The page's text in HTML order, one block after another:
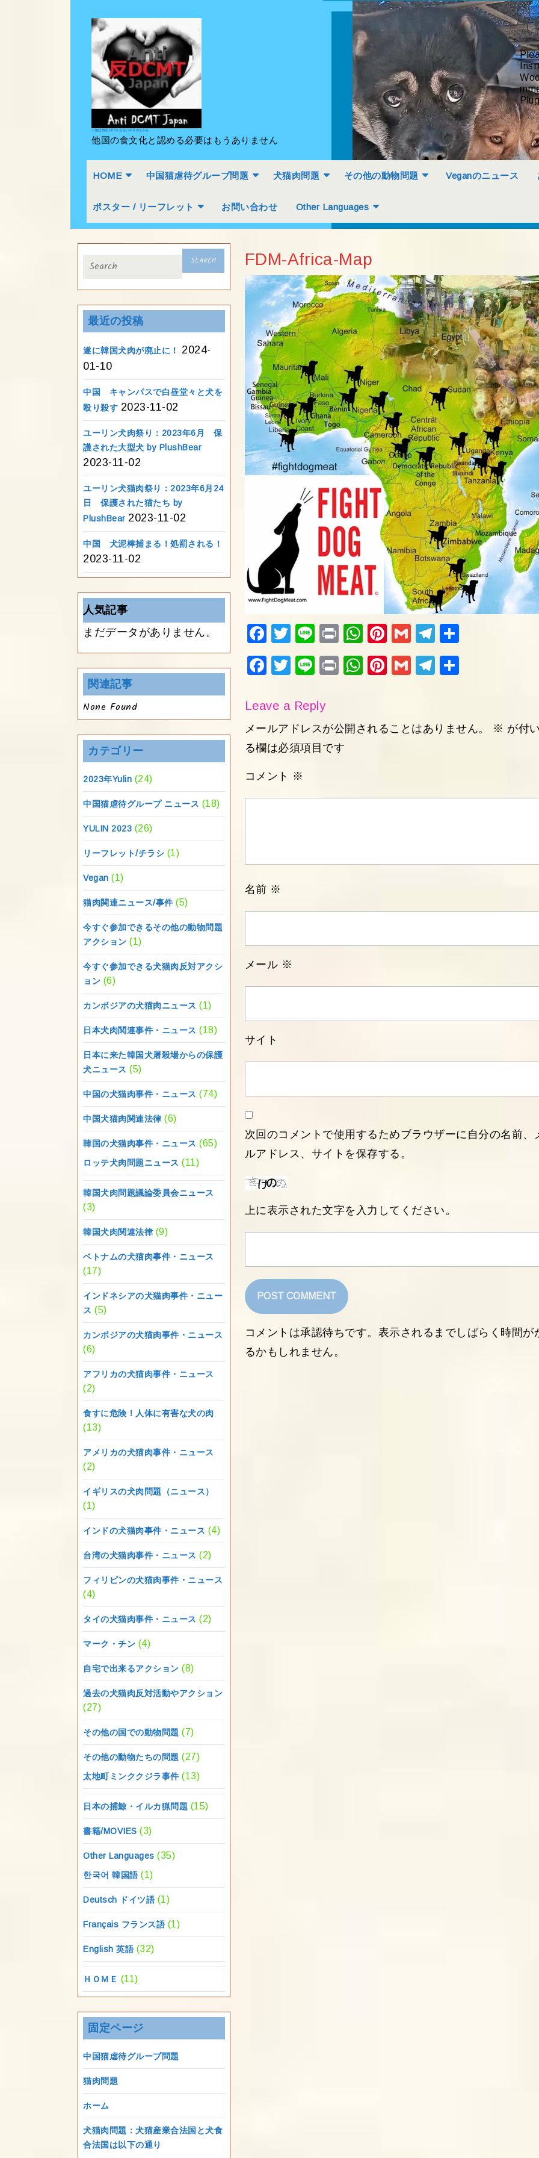
content
content
一般社団法人PCA おもいやりのちから
他国の食文化と認める必要はもうありません
HOME 中国猫虐待グループ問題 犬猫肉問題 その他の動物問題 Veganのニュース
ポスター / リーフレット お問い合わせ Other Languages
for:
最近の投稿
遂に韓国犬肉が廃止に！
2024-
01-10
中国 キャンパスで白昼堂々と犬を
殴り殺す 2023-11-02
ユーリン犬肉祭り：2023年6月 保
護された大型犬 by PlushBear
2023-11-02
ユーリン犬猫肉祭り：2023年6月24
日 保護された猫たち by
PlushBear 2023-11-02
中国 犬泥棒捕まる！処罰される！
2023-11-02
人気記事
まだデータがありません。
関連記事
None Found
カテゴリー
2023年Yulin (24)
中国猫虐待グループ ニュース (18)
YULIN 2023 (26)
リーフレット/チラシ (1)
Vegan (1)
猫肉関連ニュース/事件 (5)
今すぐ参加できるその他の動物問題
アクション (1)
今すぐ参加できる犬猫肉反対アクシ
ョン (6)
カンボジアの犬猫肉ニュース (1)
日本犬肉関連事件・ニュース (18)
日本に来た韓国犬屠殺場からの保護
犬ニュース (5)
中国の犬猫肉事件・ニュース (74)
中国犬猫肉関連法律(6)
韓国の犬猫肉事件・ニュース (65)
ロッテ犬肉問題ニュース (11)
韓国犬肉問題議論委員会ニュース
(3)
韓国犬肉関連法律(9)
ベトナムの犬猫肉事件・ニュース
(17)
インドネシアの犬猫肉事件・ニュー
ス (5)
カンボジアの犬猫肉事件・ニュース
(6)
アフリカの犬猫肉事件・ニュース
(2)
食すに危険！人体に有害な犬の肉
(13)
アメリカの犬猫肉事件・ニュース
(2)
イギリスの犬肉問題（ニュース）
(1)
インドの犬猫肉事件・ニュース (4)
台湾の犬猫肉事件・ニュース (2)
フィリピンの犬猫肉事件・ニュース
(4)
タイの犬猫肉事件・ニュース (2)
マーク・チン (4)
自宅で出来るアクション (8)
過去の犬猫肉反対活動やアクション
(27)
その他の国での動物問題 (7)
その他の動物たちの問題 (27)
太地町ミンククジラ事件 (13)
日本の捕鯨・イルカ猟問題 (15)
書籍/MOVIES (3)
Other Languages (35)
한국어 韓国語 (1)
Deutsch ドイツ語 (1)
Français フランス語 (1)
English 英語 (32)
ＨＯＭＥ (11)
固定ページ
中国猫虐待グループ問題
猫肉問題
ホーム
犬猫肉問題：犬猫産業合法国と犬食
合法国は以下の通り
FDM-Africa-Map
Fac
ebo
ok
Twi
tter
Lin
e
Pri
nt
Wh
ats
Ap
Pin
ter
est
Gm
ail
Tel
egr
am
Fac
ok
Twi
Lin
Pri
Wh
p
Pin
Gm
Tel
Leave a Reply
メールアドレスが公開されることはありません。 ※ が付
る欄は必須項目です
コメント ※
名前 ※
メール ※
サイト
次回のコメントで使用するためブラウザーに自分の名前、
ルアドレス、サイトを保存する。
上に表示された文字を入力してください。
コメントは承認待ちです。表示されるまでしばらく時間が
るかもしれません。